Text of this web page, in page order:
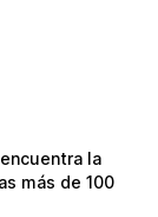
la
más de 100